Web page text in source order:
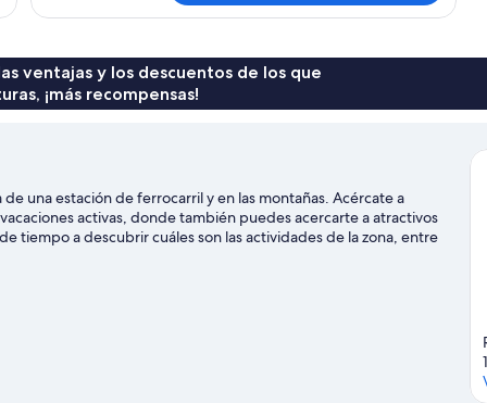
ventajas y los descuentos de los que
¡más recompensas!
una estación de ferrocarril y en las montañas. Acércate a
activas, donde también puedes acercarte a atractivos
tiempo a descubrir cuáles son las actividades de la zona, entre